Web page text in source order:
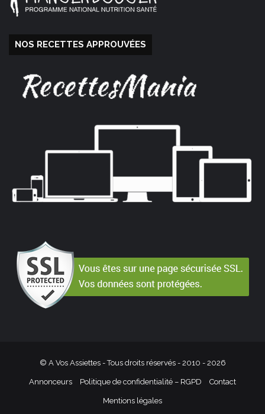
NOS RECETTES APPROUVÉES
© A Vos Assiettes - Tous droits réservés - 2010 - 2026
Annonceurs Politique de confidentialité – RGPD Contact
Mentions légales